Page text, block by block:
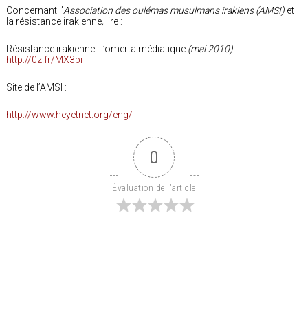
Concernant l’Association des oulémas musulmans irakiens (AMSI) et
la résistance irakienne, lire :
Résistance irakienne : l’omerta médiatique (mai 2010)
http://0z.fr/MX3pi
Site de l’AMSI :
http://www.heyetnet.org/eng/
0
Évaluation de l'article